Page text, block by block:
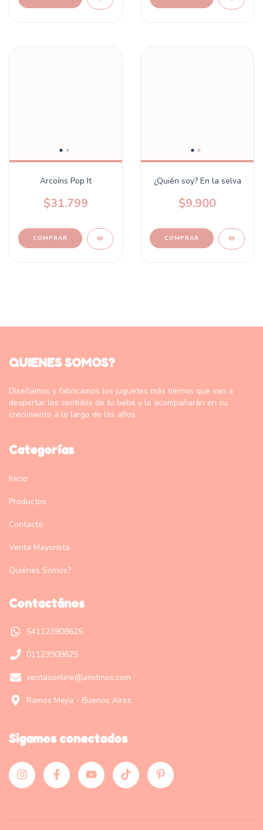
Arcoíris Pop It
$31.799
¿Quién soy? En la selva
$9.900
QUIENES SOMOS?
Diseñamos y fabricamos los juguetes más tiernos que van a
despertar los sentidos de tu bebé y lo acompañarán en su
crecimiento a lo largo de los años.
Categorías
Inicio
Productos
Contacto
Venta Mayorista
Quiénes Somos?
Contactános
541123908625
01123908625
ventasonline@amitinos.com
Ramos Mejía - Buenos Aires
Sigamos conectados